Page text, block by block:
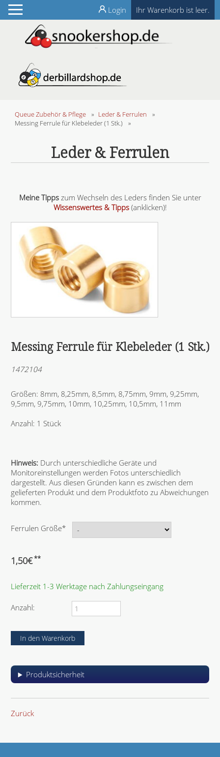
Ihr Warenkorb ist leer.
Login
Queue Zubehör & Pflege » Leder & Ferrulen
»
Messing Ferrule für Klebeleder (1 Stk.)
»
Leder & Ferrulen
Meine Tipps zum Wechseln des Leders finden Sie unter
Wissenswertes & Tipps(anklicken)!
Messing Ferrule für Klebeleder (1 Stk.)
1472104
Größen: 8mm, 8,25mm, 8,5mm, 8,75mm, 9mm, 9,25mm,
9,5mm, 9,75mm, 10mm, 10,25mm, 10,5mm, 11mm
Anzahl: 1 Stück
Hinweis: Durch unterschiedliche Geräte und
Monitoreinstellungen werden Fotos unterschiedlich
dargestellt. Aus diesen Gründen kann es zwischen dem
gelieferten Produkt und dem Produktfoto zu Abweichungen
kommen.
P
i
c
t
e
Ferrulen Größe*
1,50€**
Lieferzeit 1-3 Werktage nach Zahlungseingang
Anzahl:
Produktsicherheit
Zurück